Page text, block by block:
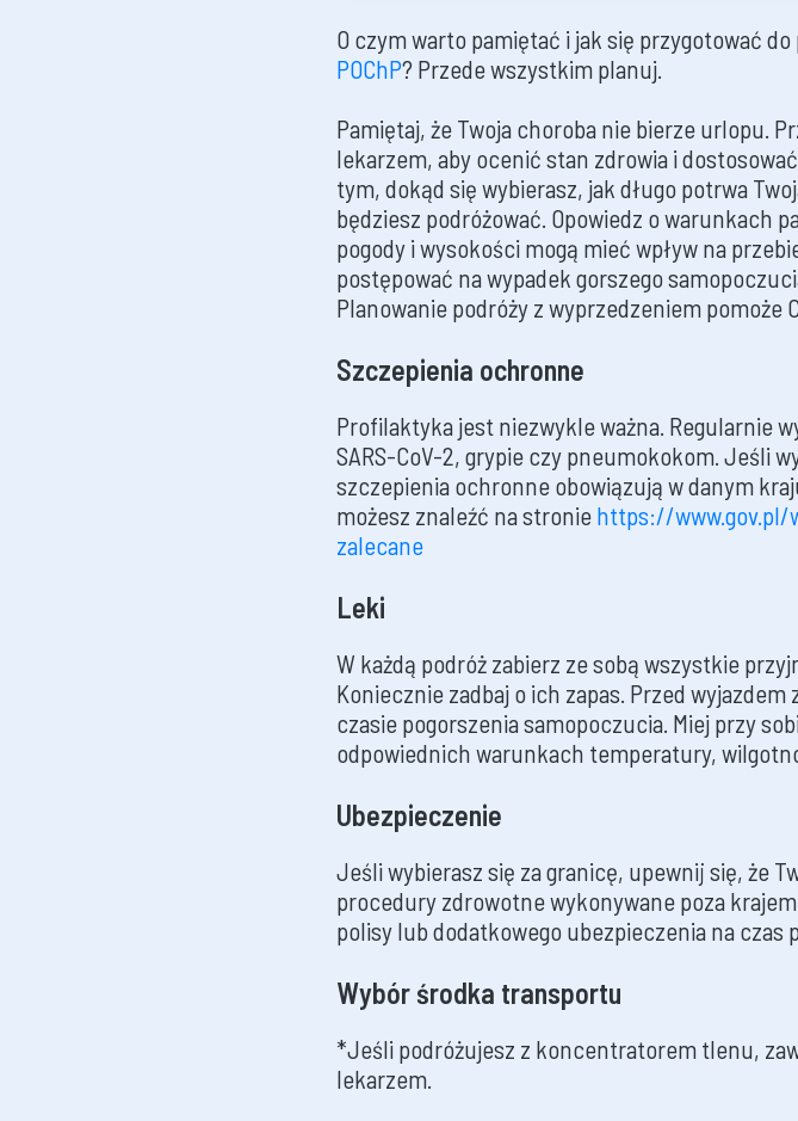
O czym warto pamiętać i jak się przygotować
POChP? Przede wszystkim planuj.
Pamiętaj, że Twoja choroba nie bierze urlopu.
lekarzem, aby ocenić stan zdrowia i
tym, dokąd się wybierasz, jak długo potrwa
będziesz podróżować. Opowiedz o warunkach
pogody i wysokości mogą mieć wpływ na
postępować na wypadek gorszego
Planowanie podróży z wyprzedzeniem pomoże
Szczepienia ochronne
Profilaktyka jest niezwykle ważna. Regularnie
SARS-CoV-2, grypie czy pneumokokom. Jeśli
szczepienia ochronne obowiązują w danym
możesz znaleźć na stronie https://www.gov.pl/
zalecane
Leki
W każdą podróż zabierz ze sobą wszystkie
Koniecznie zadbaj o ich zapas. Przed
czasie pogorszenia samopoczucia. Miej przy
odpowiednich warunkach temperatury,
Ubezpieczenie
Jeśli wybierasz się za granicę, upewnij się, że
procedury zdrowotne wykonywane poza
polisy lub dodatkowego ubezpieczenia na czas
Wybór środka transportu
*Jeśli podróżujesz z koncentratorem tlenu,
lekarzem.